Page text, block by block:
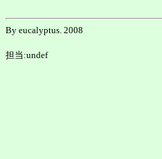
By eucalyptus. 2008
担当:undef